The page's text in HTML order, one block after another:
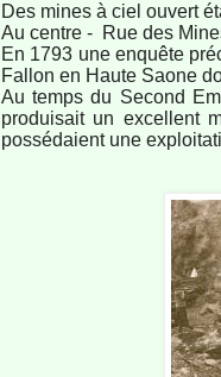
Des mines à ciel ouvert
Au centre - Rue des
En 1793 une enquête
Fallon en Haute Saone
Au temps du Second
produisait un excellent
possédaient une